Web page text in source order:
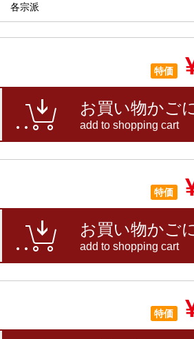
各宗派
特価
お買い物かご
add to shopping cart
特価
お買い物かご
add to shopping cart
特価